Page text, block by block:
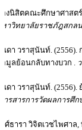
งนิสิตคณะศึกษาศาสต
าวิทยาลัยราชภัฎสกล
ดา วราสุนันท์. (2556).
มูลย้อนกลับทางบวก .
ดา วราสุนันท์. (2556).
วารสารการวัดผลการศึก
ศ์ธารา วิจิตเวชไพศา